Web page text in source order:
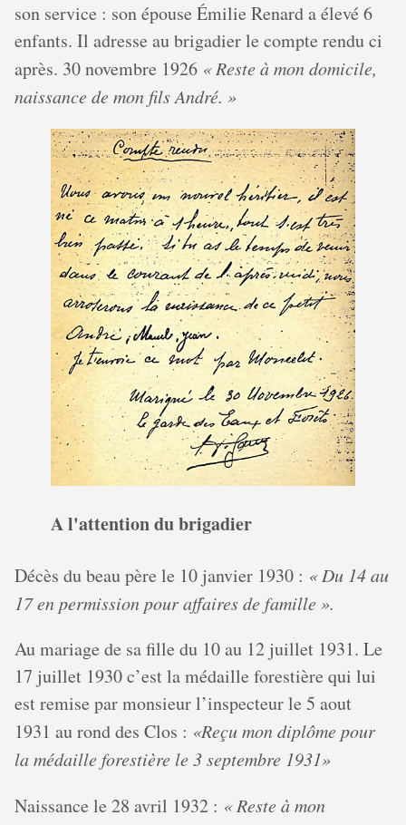
son service : son épouse Émilie Renard a élevé 6
enfants. Il adresse au brigadier le compte rendu ci
après. 30 novembre 1926 « Reste à mon domicile,
naissance de mon fils André. »
A l'attention du brigadier
Décès du beau père le 10 janvier 1930 : « Du 14 au
17 en permission pour affaires de famille ».
Au mariage de sa fille du 10 au 12 juillet 1931. Le
17 juillet 1930 c’est la médaille forestière qui lui
est remise par monsieur l’inspecteur le 5 aout
1931 au rond des Clos : «Reçu mon diplôme pour
la médaille forestière le 3 septembre 1931»
Naissance le 28 avril 1932 : « Reste à mon